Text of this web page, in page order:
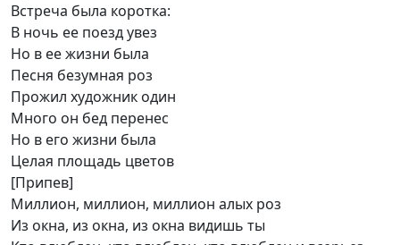
Встреча была коротка:
В ночь ее поезд увез
Но в ее жизни была
Песня безумная роз
Прожил художник один
Много он бед перенес
Но в его жизни была
Целая площадь цветов
[Припев]
Миллион, миллион, миллион алых роз
Из окна, из окна, из окна видишь ты